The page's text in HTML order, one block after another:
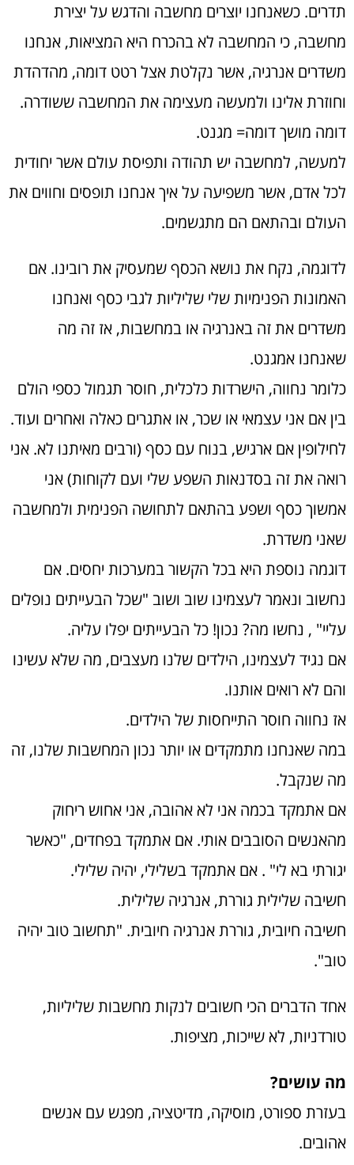
תדרים. כשאנחנו יוצרים מחשבה והדגש על יצירת
מחשבה, כי המחשבה לא בהכרח היא המציאות, אנחנו
משדרים אנרגיה, אשר נקלטת אצל רטט דומה, מהדהדת
וחוזרת אלינו ולמעשה מעצימה את המחשבה ששודרה.
דומה מושך דומה= מגנט.
למעשה, למחשבה יש תהודה ותפיסת עולם אשר יחודית
לכל אדם, אשר משפיעה על איך אנחנו תופסים וחווים את
העולם ובהתאם הם מתגשמים.
לדוגמה, נקח את נושא הכסף שמעסיק את רובינו. אם
האמונות הפנימיות שלי שליליות לגבי כסף ואנחנו
משדרים את זה באנרגיה או במחשבות, אז זה מה
שאנחנו אמגנט.
כלומר נחווה, הישרדות כלכלית, חוסר תגמול כספי הולם
בין אם אני עצמאי או שכר, או אתגרים כאלה ואחרים ועוד.
לחילופין אם ארגיש, בנוח עם כסף (ורבים מאיתנו לא. אני
רואה את זה בסדנאות השפע שלי ועם לקוחות) אני
אמשוך כסף ושפע בהתאם לתחושה הפנימית ולמחשבה
שאני משדרת.
דוגמה נוספת היא בכל הקשור במערכות יחסים. אם
נחשוב ונאמר לעצמינו שוב ושוב "שכל הבעייתים נופלים
עליי" , נחשו מה? נכון! כל הבעייתים יפלו עליה.
אם נגיד לעצמינו, הילדים שלנו מעצבים, מה שלא עשינו
והם לא רואים אותנו.
אז נחווה חוסר התייחסות של הילדים.
במה שאנחנו מתמקדים או יותר נכון המחשבות שלנו, זה
מה שנקבל.
אם אתמקד בכמה אני לא אהובה, אני אחוש ריחוק
מהאנשים הסובבים אותי. אם אתמקד בפחדים, "כאשר
יגורתי בא לי" . אם אתמקד בשלילי, יהיה שלילי.
חשיבה שלילית גוררת, אנרגיה שלילית.
חשיבה חיובית, גוררת אנרגיה חיובית. "תחשוב טוב יהיה
טוב".
אחד הדברים הכי חשובים לנקות מחשבות שליליות,
טורדניות, לא שייכות, מציפות.
מה עושים?
בעזרת ספורט, מוסיקה, מדיטציה, מפגש עם אנשים
אהובים.